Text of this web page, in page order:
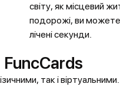
світу, як місцевий
подорожі, ви можете
лічені секунди.
так і